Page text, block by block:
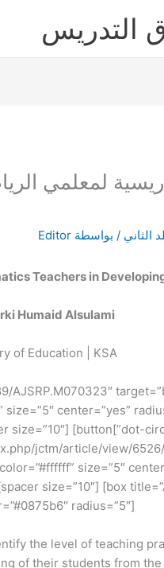
التدريس
لمعلمي
الثاني / بواسطة Editor
Teachers in
Humaid Alsulami
of Education | KSA
AJSRP.M070323″
center=”yes”
size=”10″] [button
jctm/article/view/6526/
size=”5″
size=”10″] [box
radius=”5″]
the level of teaching
of their students from